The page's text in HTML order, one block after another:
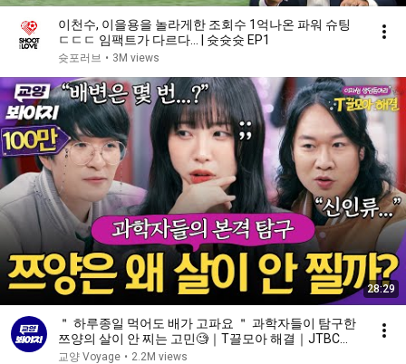
이천수, 이을용을 놀라게한 조회수 1억나온 파워 슈팅
ㄷㄷㄷ 임팩트가 다르다... | 슛슛슛 EP1
슛포러브 • 3M views
28:29
＂ 하루종일 먹어도 배가 고파요 ＂ 과학자들이 탐구한
쯔양의 살이 안 찌는 고민🧐｜T끌모아 해결｜JTBC
251224 방송
교양 Voyage • 2.2M views